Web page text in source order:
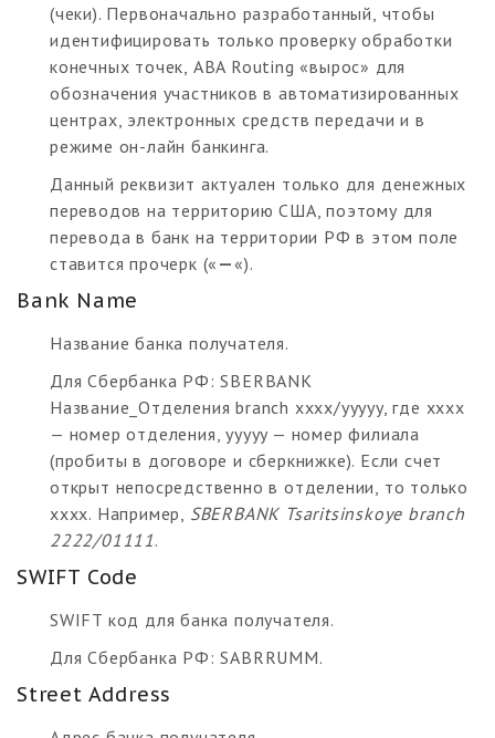
(чеки). Первоначально разработанный, чтобы
идентифицировать только проверку обработки
конечных точек, ABA Routing «вырос» для
обозначения участников в автоматизированных
центрах, электронных средств передачи и в
режиме он-лайн банкинга.
Данный реквизит актуален только для денежных
переводов на территорию США, поэтому для
перевода в банк на территории РФ в этом поле
ставится прочерк (« — «).
Bank Name
Название банка получателя.
Для Сбербанка РФ: SBERBANK
Название_Отделения branch xxxx/yyyyy, где хххх
— номер отделения, yyyyy — номер филиала
(пробиты в договоре и сберкнижке). Если счет
открыт непосредственно в отделении, то только
xxxx. Например, SBERBANK Tsaritsinskoye branch
2222/01111.
SWIFT Code
SWIFT код для банка получателя.
Для Сбербанка РФ: SABRRUMM.
Street Address